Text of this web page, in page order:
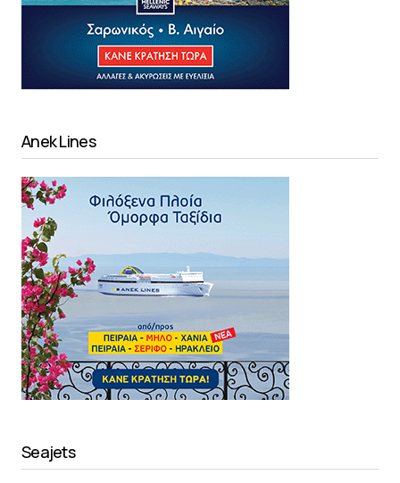
Anek Lines
Seajets